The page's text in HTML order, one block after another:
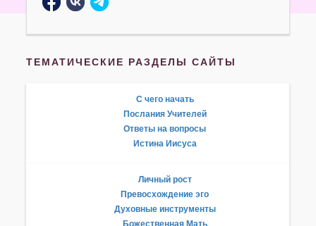
ТЕМАТИЧЕСКИЕ РАЗДЕЛЫ САЙТЫ
С чего начать
Послания Учителей
Ответы на вопросы
Истина Иисуса
Личный рост
Превосхождение эго
Духовные инструменты
Божественная Мать